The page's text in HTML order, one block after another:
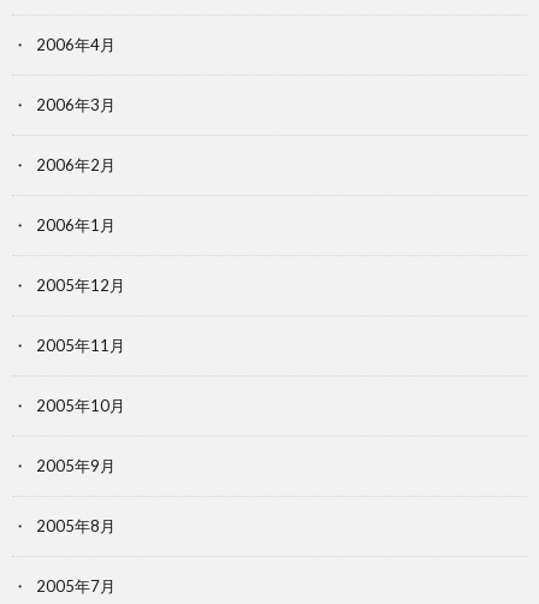
2006年4月
2006年3月
2006年2月
2006年1月
2005年12月
2005年11月
2005年10月
2005年9月
2005年8月
2005年7月